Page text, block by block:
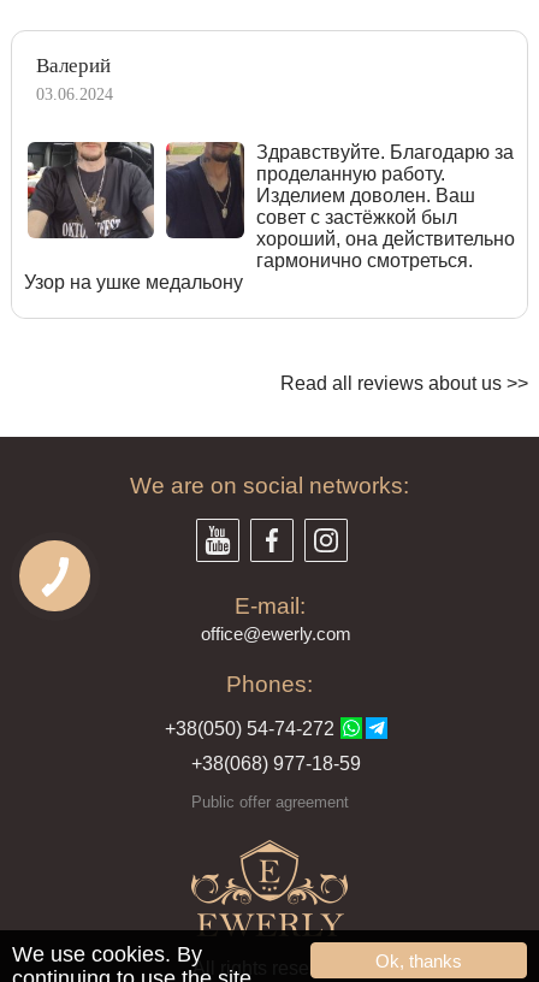
Валерий
03.06.2024
Здравствуйте. Благодарю за
проделанную работу.
Изделием доволен. Ваш
совет с застёжкой был
хороший, она действительно
гармонично смотреться.
Узор на ушке медальону
Read all reviews about us >>
We are on social networks:
E-mail:
office@ewerly.com
Phones:
+38(050) 54-74-272
+38(068) 977-18-59
Public offer agreement
All rights reserved Ok, thanks
We use cookies. By